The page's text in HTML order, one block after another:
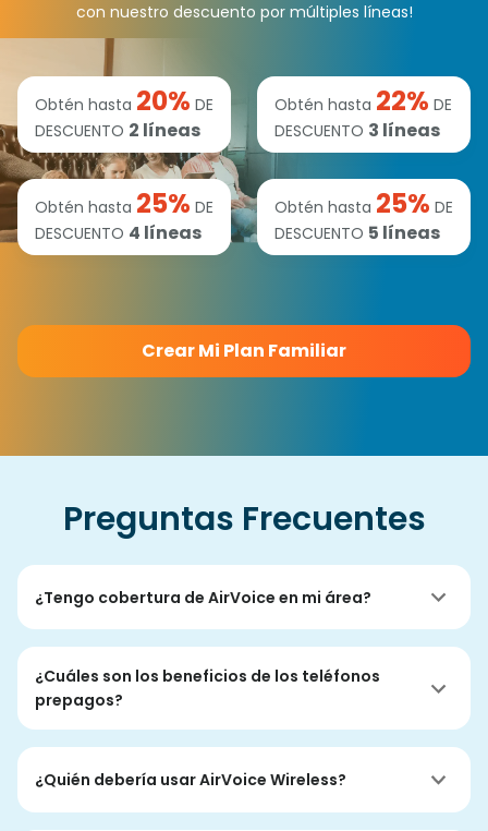
con nuestro descuento por múltiples líneas!
Obtén hasta 20% DE
DESCUENTO 2 líneas
Obtén hasta 22% DE
DESCUENTO 3 líneas
Obtén hasta 25% DE
DESCUENTO 4 líneas
Obtén hasta 25% DE
DESCUENTO 5 líneas
Crear Mi Plan Familiar
Preguntas Frecuentes
¿Tengo cobertura de AirVoice en mi área?
¿Cuáles son los beneficios de los teléfonos
prepagos?
¿Quién debería usar AirVoice Wireless?